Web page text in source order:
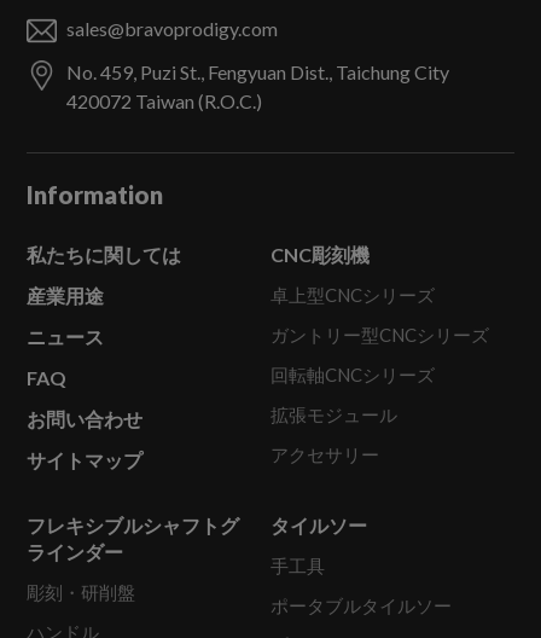
Information
私たちに関しては
産業用途
ニュース
FAQ
お問い合わせ
サイトマップ
CNC彫刻機
卓上型CNCシリーズ
ガントリー型CNCシリーズ
回転軸CNCシリーズ
拡張モジュール
アクセサリー
フレキシブルシャフトグ
ラインダー
彫刻・研削盤
ハンドル
タイルソー
手工具
ポータブルタイルソー
sales@bravoprodigy.com
No. 459, Puzi St., Fengyuan Dist., Taichung City
420072 Taiwan (R.O.C.)